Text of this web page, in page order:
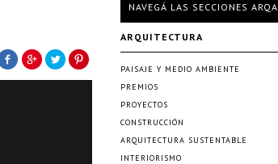
NAVEGÁ LAS SECCIONES ARQA
ARQUITECTURA
PAISAJE Y MEDIO AMBIENTE
PREMIOS
PROYECTOS
CONSTRUCCIÓN
ARQUITECTURA SUSTENTABLE
INTERIORISMO